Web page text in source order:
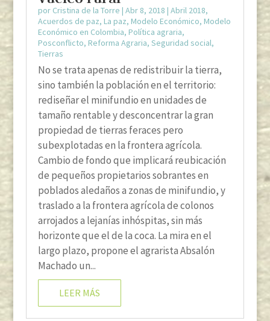
por Cristina de la Torre | Abr 8, 2018 | Abril 2018,
Acuerdos de paz, La paz, Modelo Económico, Modelo
Económico en Colombia, Política agraria,
Posconflicto, Reforma Agraria, Seguridad social,
Tierras
No se trata apenas de redistribuir la tierra,
sino también la población en el territorio:
rediseñar el minifundio en unidades de
tamaño rentable y desconcentrar la gran
propiedad de tierras feraces pero
subexplotadas en la frontera agrícola.
Cambio de fondo que implicará reubicación
de pequeños propietarios sobrantes en
poblados aledaños a zonas de minifundio, y
traslado a la frontera agrícola de colonos
arrojados a lejanías inhóspitas, sin más
horizonte que el de la coca. La mira en el
largo plazo, propone el agrarista Absalón
Machado un...
LEER MÁS